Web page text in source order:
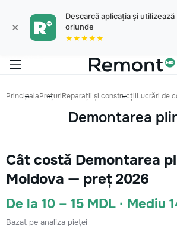
×
Descarcă aplicația și
oriunde
★★★★★
PrincipalaPrețuriReparații și construcțiiLucrări de
Demontarea
Cât costă Demontarea
Moldova — preț 2026
De la 10 – 15 MDL · Mediu
Bazat pe analiza pieței